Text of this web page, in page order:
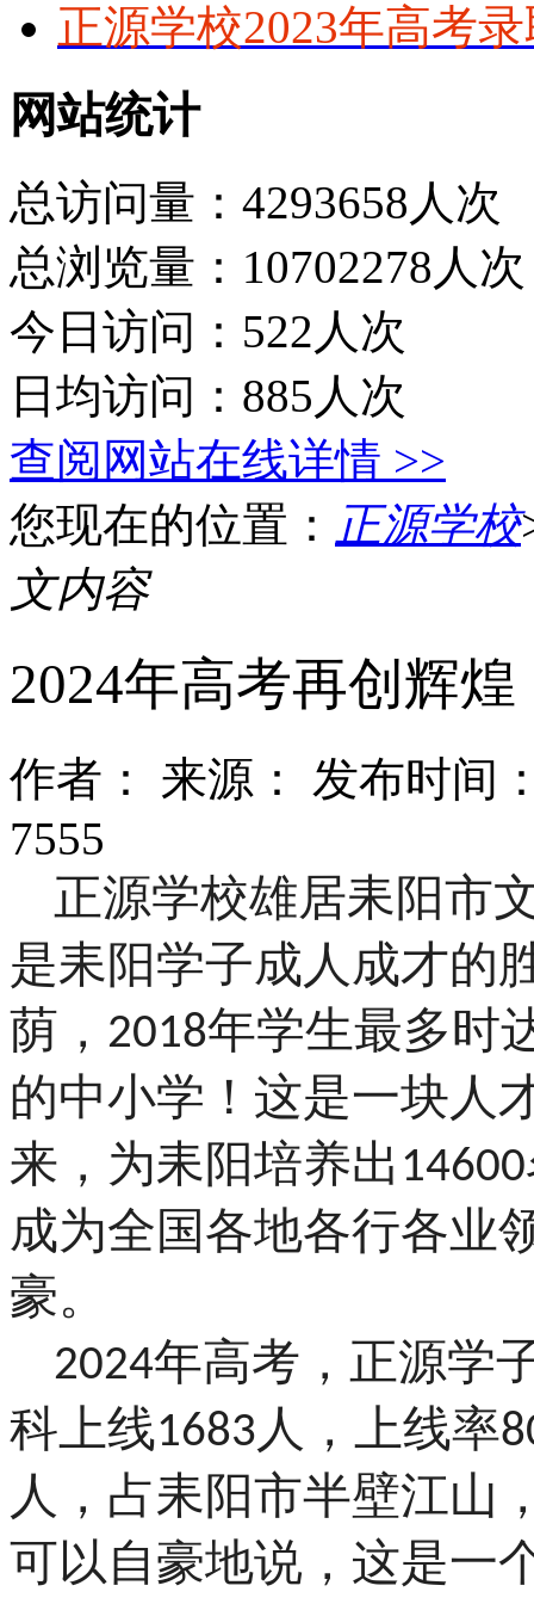
正源学校2023年高考
网站统计
总访问量：4293658人次
总浏览量：10702278人次
今日访问：522人次
日均访问：885人次
查阅网站在线详情 >>
您现在的位置： 正源学校
文内容
2024年高考再创辉煌
作者： 来源：
发布时间
7555
正源学校雄居耒阳市
是耒阳学子成人成才的
荫， 2018年学生最多时
的中小学！这是一块人
来，为耒阳培养出 14600
成为全国各地各行各业
豪。
2024年高考，正源学
科上线1683人，上线率
人，占耒阳市半壁江山
可以自豪地说，这是一